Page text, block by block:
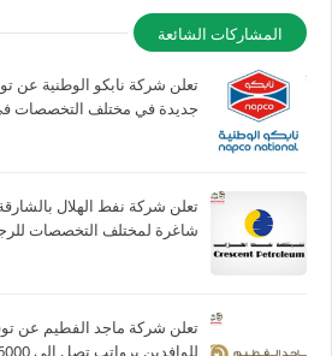
المشاركات الشائعة
تعلن شركة نابكو الوطنية عن
جديدة في مختلف التخصصات في
تعلن شركة نفط الهلال
شاغرة لمختلف التخصصات
تعلن شركة ماجد الفطيم عن
للوافدين برواتب تصل الي 6000 درهم بالامارات